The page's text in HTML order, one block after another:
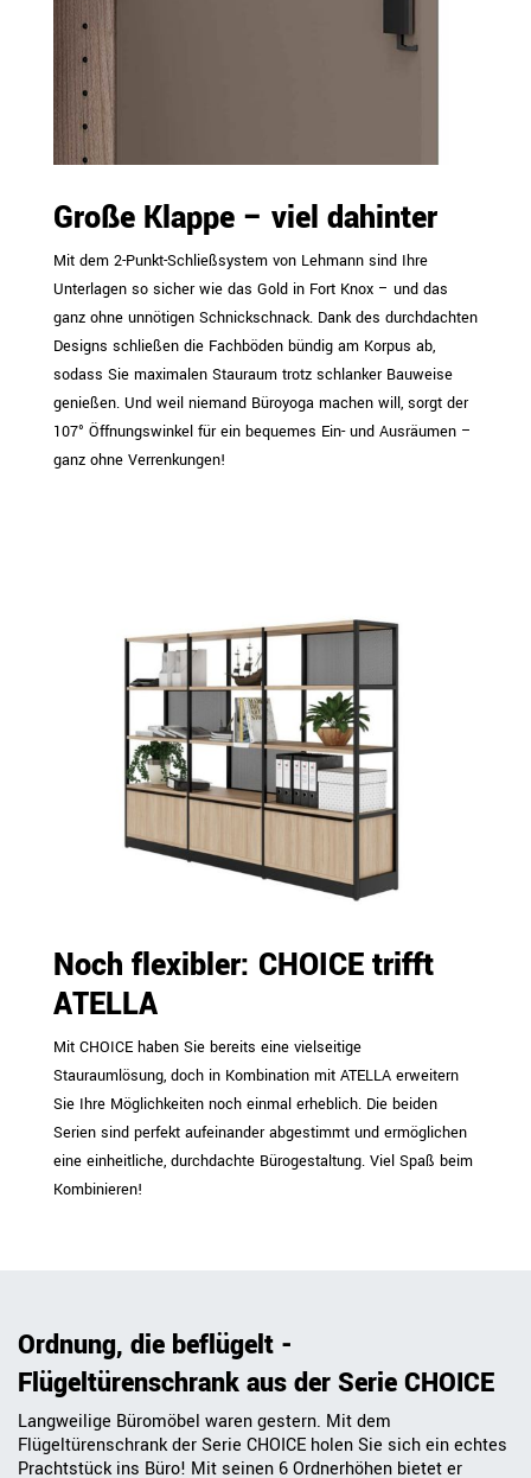
Große Klappe – viel dahinter
Mit dem 2-Punkt-Schließsystem von Lehmann sind Ihre
Unterlagen so sicher wie das Gold in Fort Knox – und das
ganz ohne unnötigen Schnickschnack. Dank des durchdachten
Designs schließen die Fachböden bündig am Korpus ab,
sodass Sie maximalen Stauraum trotz schlanker Bauweise
genießen. Und weil niemand Büroyoga machen will, sorgt der
107° Öffnungswinkel für ein bequemes Ein- und Ausräumen –
ganz ohne Verrenkungen!
Noch flexibler: CHOICE trifft
ATELLA
Mit CHOICE haben Sie bereits eine vielseitige
Stauraumlösung, doch in Kombination mit ATELLA erweitern
Sie Ihre Möglichkeiten noch einmal erheblich. Die beiden
Serien sind perfekt aufeinander abgestimmt und ermöglichen
eine einheitliche, durchdachte Bürogestaltung. Viel Spaß beim
Kombinieren!
Ordnung, die beflügelt -
Flügeltürenschrank aus der Serie CHOICE
Langweilige Büromöbel waren gestern. Mit dem
Flügeltürenschrank der Serie CHOICE holen Sie sich ein echtes
Prachtstück ins Büro! Mit seinen 6 Ordnerhöhen bietet er